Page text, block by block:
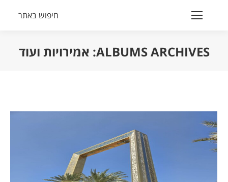
Search:
חיפוש באתר
ALBUMS ARCHIVES: אמירויות ועוד